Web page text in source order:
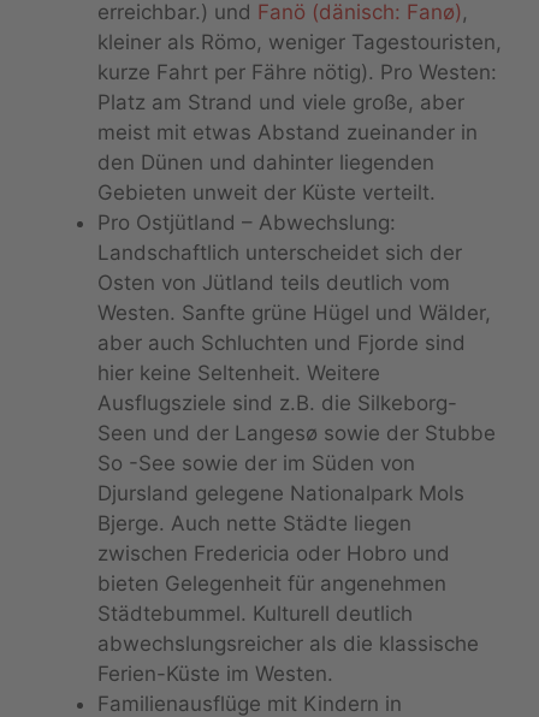
erreichbar.) und Fanö (dänisch: Fanø) ,
kleiner als Römo, weniger Tagestouristen,
kurze Fahrt per Fähre nötig). Pro Westen:
Platz am Strand und viele große, aber
meist mit etwas Abstand zueinander in
den Dünen und dahinter liegenden
Gebieten unweit der Küste verteilt.
Pro Ostjütland – Abwechslung:
Landschaftlich unterscheidet sich der
Osten von Jütland teils deutlich vom
Westen. Sanfte grüne Hügel und Wälder,
aber auch Schluchten und Fjorde sind
hier keine Seltenheit. Weitere
Ausflugsziele sind z.B. die Silkeborg-
Seen und der Langesø sowie der Stubbe
So -See sowie der im Süden von
Djursland gelegene Nationalpark Mols
Bjerge. Auch nette Städte liegen
zwischen Fredericia oder Hobro und
bieten Gelegenheit für angenehmen
Städtebummel. Kulturell deutlich
abwechslungsreicher als die klassische
Ferien-Küste im Westen.
Familienausflüge mit Kindern in